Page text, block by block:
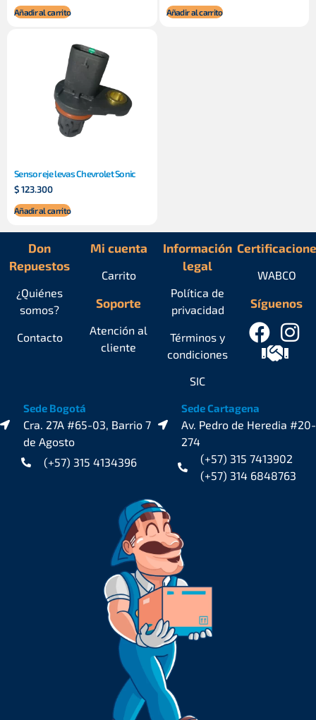
Añadir al carrito Añadir al carrito
Sensor eje levas Chevrolet Sonic
$123.300
Añadir al carrito
Don
Repuestos
¿Quiénes
somos?
Contacto
Mi cuenta
Carrito
Soporte
Atención al
cliente
Información
legal
Política de
privacidad
Términos y
condiciones
SIC
Síguenos
WABCO
Sede Bogotá
Cra. 27A #65-03, Barrio 7
de Agosto
(+57) 315 4134396
Sede Cartagena
Av. Pedro de Heredia #20-
274
(+57) 315 7413902
(+57) 314 6848763